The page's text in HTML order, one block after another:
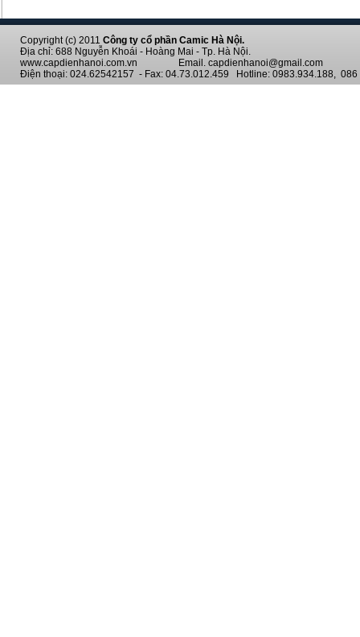
Copyright (c) 2011 Công ty cổ phần Camic Hà Nội.
Địa chỉ: 688 Nguyễn Khoái - Hoàng Mai - Tp. Hà Nội.
www.capdienhanoi.com.vn Email. capdienhanoi@gmail.com
Điện thoại: 024.62542157 - Fax: 04.73.012.459 Hotline: 0983.934.188, 086